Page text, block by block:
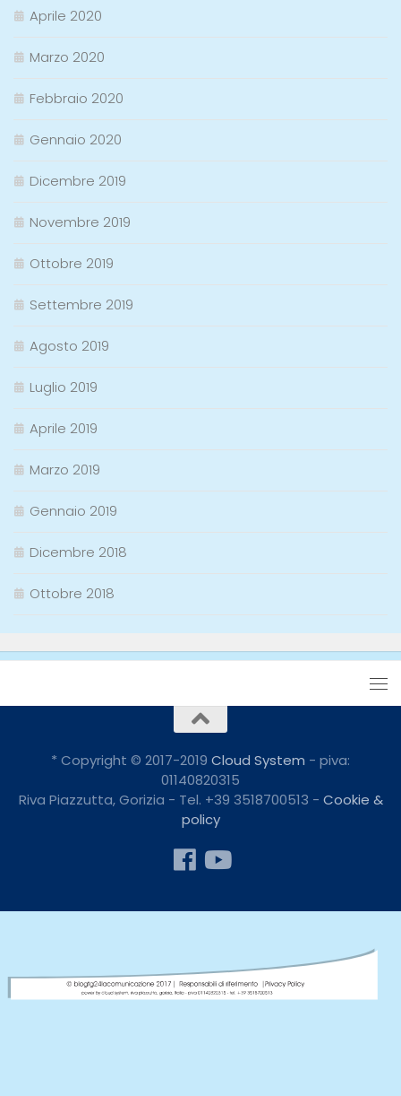
Aprile 2020
Marzo 2020
Febbraio 2020
Gennaio 2020
Dicembre 2019
Novembre 2019
Ottobre 2019
Settembre 2019
Agosto 2019
Luglio 2019
Aprile 2019
Marzo 2019
Gennaio 2019
Dicembre 2018
Ottobre 2018
* Copyright © 2017-2019 Cloud System - piva:
01140820315
Riva Piazzutta, Gorizia - Tel. +39 3518700513 - Cookie &
policy